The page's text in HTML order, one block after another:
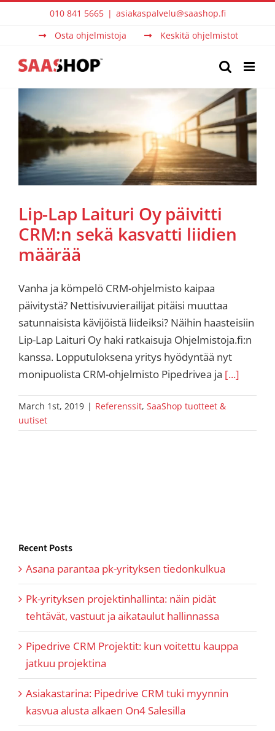
010 841 5665 | asiakaspalvelu@saashop.fi
Osta ohjelmistoja
Keskitä ohjelmistot
Lip-Lap Laituri Oy päivitti
CRM:n sekä kasvatti liidien
määrää
Vanha ja kömpelö CRM-ohjelmisto kaipaa
päivitystä? Nettisivuvierailijat pitäisi muuttaa
satunnaisista kävijöistä liideiksi? Näihin haasteisiin
Lip-Lap Laituri Oy haki ratkaisuja Ohjelmistoja.fi:n
kanssa. Lopputuloksena yritys hyödyntää nyt
monipuolista CRM-ohjelmisto Pipedrivea ja [...]
March 1st, 2019 | Referenssit, SaaShop tuotteet &
uutiset
Recent Posts
Asana parantaa pk-yrityksen tiedonkulkua
Pk-yrityksen projektinhallinta: näin pidät
tehtävät, vastuut ja aikataulut hallinnassa
Pipedrive CRM Projektit: kun voitettu kauppa
jatkuu projektina
Asiakastarina: Pipedrive CRM tuki myynnin
kasvua alusta alkaen On4 Salesilla